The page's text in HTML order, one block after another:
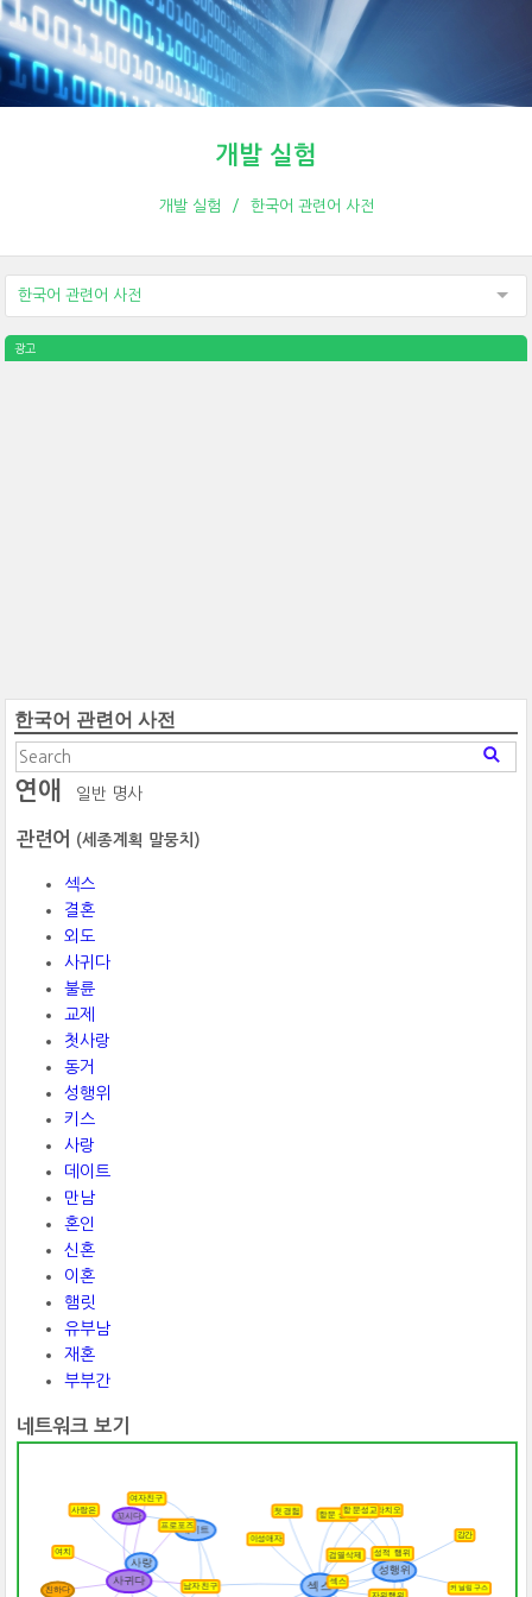
개발 실험
개발 실험 한국어 관련어 사전
한국어 관련어 사전
광고
한국어 관련어 사전
연애 일반 명사
관련어 (세종계획 말뭉치)
섹스
결혼
외도
사귀다
불륜
교제
첫사랑
동거
성행위
키스
사랑
데이트
만남
혼인
신혼
이혼
햄릿
유부남
재혼
부부간
네트워크 보기